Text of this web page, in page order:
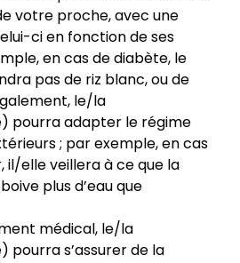
votre proche, avec une
ci en fonction de ses
en cas de diabète, le
pas de riz blanc, ou de
le/la
pourra adapter le régime
; par exemple, en cas
il/elle veillera à ce que la
plus d’eau que
médical, le/la
pourra s’assurer de la